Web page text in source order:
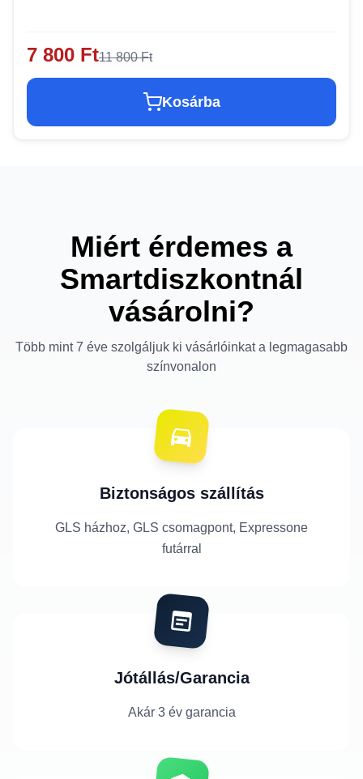
7 800 Ft11 800 Ft
Kosárba
Miért érdemes a
Smartdiszkontnál
vásárolni?
Több mint 7 éve szolgáljuk ki vásárlóinkat a legmagasabb
színvonalon
Biztonságos szállítás
GLS házhoz, GLS csomagpont, Expressone
futárral
Jótállás/Garancia
Akár 3 év garancia